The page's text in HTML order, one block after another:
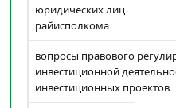
юридических лиц
райисполкома
вопросы правового
инвестиционной
инвестиционных проектов